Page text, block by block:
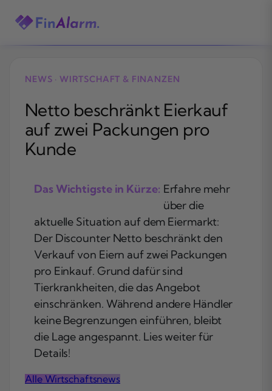
Inhalt
NEWS · WIRTSCHAFT & FINANZEN
Netto beschränkt Eierkauf
auf zwei Packungen pro
Kunde
Das Wichtigste in Kürze: Erfahre mehr
über die
aktuelle Situation auf dem Eiermarkt:
Der Discounter Netto beschränkt den
Verkauf von Eiern auf zwei Packungen
pro Einkauf. Grund dafür sind
Tierkrankheiten, die das Angebot
einschränken. Während andere Händler
keine Begrenzungen einführen, bleibt
die Lage angespannt. Lies weiter für
Details!
Alle Wirtschaftsnews